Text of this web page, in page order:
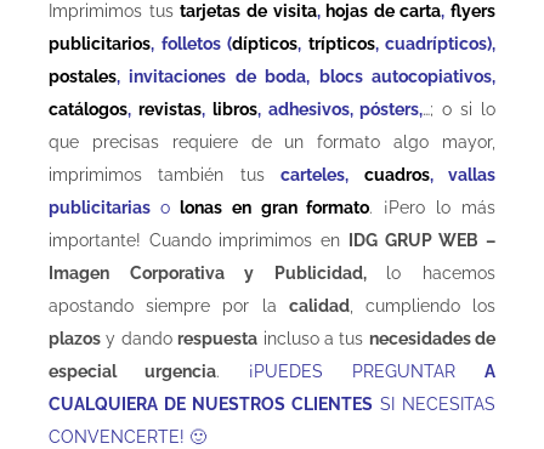
Imprimimos tustarjetas de visita, hojas de carta, flyers
publicitarios, folletos (dípticos, trípticos, cuadrípticos),
postales, invitaciones de boda, blocs autocopiativos,
catálogos, revistas, libros, adhesivos, pósters,…; o si lo
que precisas requiere de un formato algo mayor,
imprimimos también tuscarteles, cuadros, vallas
publicitarias olonas en gran formato. ¡Pero lo más
importante! Cuando imprimimos en
IDG GRUP WEB –
Imagen Corporativa y Publicidad, lo hacemos
apostando siempre por la calidad, cumpliendo los
plazos y dandorespuesta incluso a tus necesidades de
especial urgencia. ¡PUEDES PREGUNTAR A
CUALQUIERA DE NUESTROS CLIENTES SI NECESITAS
CONVENCERTE! 🙂